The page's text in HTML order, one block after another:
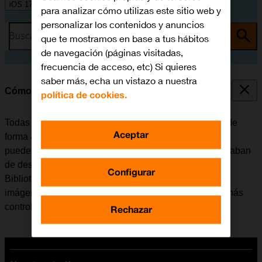
iOS 17
Busca por problema o tema
Cómo utilizar la Biblioteca de Apps
Todas las apps del móvil se organizan por categorías de
forma automática en la Biblioteca de Apps. El móvil se
puede configurar para que muestre las apps que se acaban
de descargar tanto en la pantalla de inicio como en la
Biblioteca de Apps además de adaptar el número de
imágenes de la pantalla de inicio para tener las apps más
controladas.
para analizar cómo utilizas este sitio web y
personalizar los contenidos y anuncios
que te mostramos en base a tus hábitos
de navegación (páginas visitadas,
frecuencia de acceso, etc) Si quieres
saber más, echa un vistazo a nuestra
política de cookies.
Configurar
Rechazar
Aceptar